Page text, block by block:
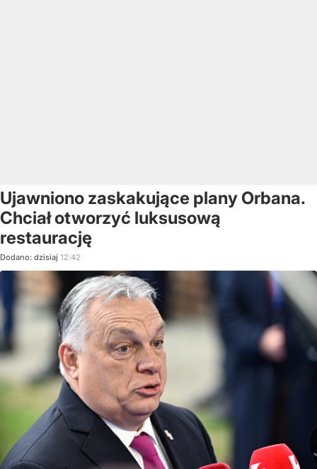
Ujawniono zaskakujące plany Orbana.
Chciał otworzyć luksusową
restaurację
Dodano: dzisiaj 12:42